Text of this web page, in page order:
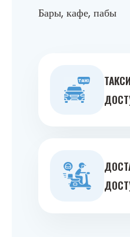
Бары, кафе, пабы